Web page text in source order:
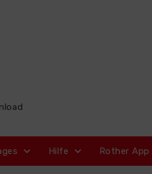
Hilfe Rother App